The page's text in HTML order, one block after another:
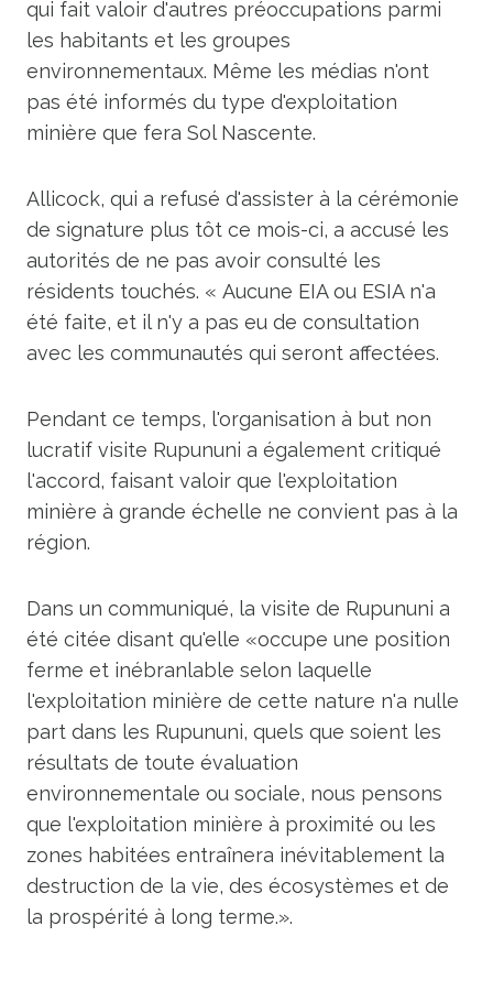
qui fait valoir d'autres préoccupations parmi
les habitants et les groupes
environnementaux. Même les médias n'ont
pas été informés du type d'exploitation
minière que fera Sol Nascente.
Allicock, qui a refusé d'assister à la cérémonie
de signature plus tôt ce mois-ci, a accusé les
autorités de ne pas avoir consulté les
résidents touchés. « Aucune EIA ou ESIA n'a
été faite, et il n'y a pas eu de consultation
avec les communautés qui seront affectées.
Pendant ce temps, l'organisation à but non
lucratif visite Rupununi a également critiqué
l'accord, faisant valoir que l'exploitation
minière à grande échelle ne convient pas à la
région.
Dans un communiqué, la visite de Rupununi a
été citée disant qu'elle «occupe une position
ferme et inébranlable selon laquelle
l'exploitation minière de cette nature n'a nulle
part dans les Rupununi, quels que soient les
résultats de toute évaluation
environnementale ou sociale, nous pensons
que l'exploitation minière à proximité ou les
zones habitées entraînera inévitablement la
destruction de la vie, des écosystèmes et de
la prospérité à long terme.».